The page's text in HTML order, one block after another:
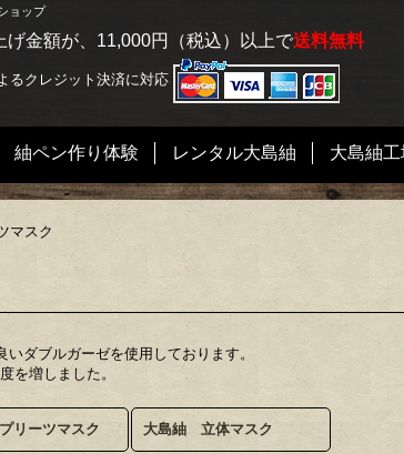
ョップ
げ金額が、11,000円（税込）以上で送料無料
るクレジット決済に対応
紬ペン作り体験 レンタル大島紬 大島紬
マスク
ダブルガーゼを使用しております。
を増しました。
リーツマスク 大島紬 立体マスク